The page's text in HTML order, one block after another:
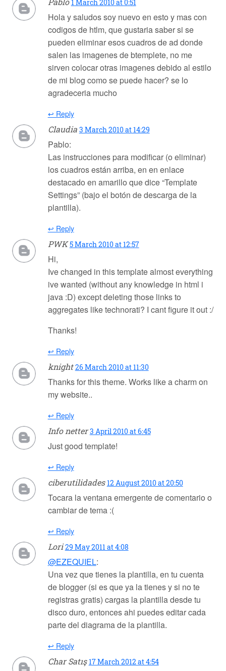
1 March 2010 at 0:51
Hola y saludos soy nuevo en esto y mas con
codigos de htlm, que gustaria saber si se
pueden eliminar esos cuadros de ad donde
salen las imagenes de btemplete, no me
sirven colocar otras imagenes debido al estilo
de mi blog como se puede hacer? se lo
agradeceria mucho
↩ Reply
Claudia 3 March 2010 at 14:29
Pablo:
Las instrucciones para modificar (o eliminar)
los cuadros están arriba, en en enlace
destacado en amarillo que dice “Template
Settings” (bajo el botón de descarga de la
plantilla).
↩ Reply
PWK 5 March 2010 at 12:57
Hi,
Ive changed in this template almost everything
ive wanted (without any knowledge in html i
java :D) except deleting those links to
aggregates like technorati? I cant figure it out :/
Thanks!
↩ Reply
knight 26 March 2010 at 11:30
Thanks for this theme. Works like a charm on
my website..
↩ Reply
Info netter 3 April 2010 at 6:45
Just good template!
↩ Reply
ciberutilidades 12 August 2010 at 20:50
Tocara la ventana emergente de comentario o
cambiar de tema :(
↩ Reply
Lori 29 May 2011 at 4:08
@EZEQUIEL:
Una vez que tienes la plantilla, en tu cuenta
de blogger (si es que ya la tienes y si no te
registras gratis) cargas la plantilla desde tu
disco duro, entonces ahi puedes editar cada
parte del diagrama de la plantilla.
↩ Reply
Char Satış 17 March 2012 at 4:54